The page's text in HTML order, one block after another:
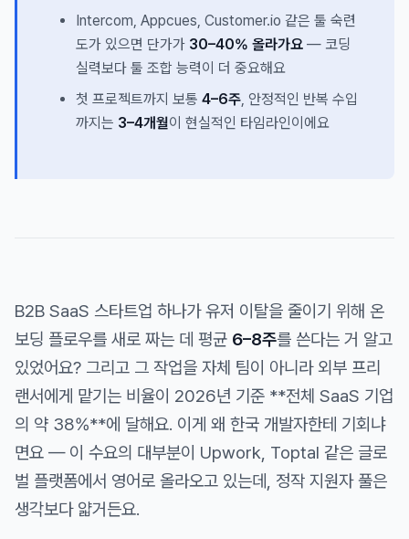
Intercom, Appcues, Customer.io 같은 툴 숙련
도가 있으면 단가가 30–40% 올라가요 — 코딩
실력보다 툴 조합 능력이 더 중요해요
첫 프로젝트까지 보통 4–6주, 안정적인 반복 수입
까지는 3–4개월이 현실적인 타임라인이에요
B2B SaaS 스타트업 하나가 유저 이탈을 줄이기 위해 온
보딩 플로우를 새로 짜는 데 평균 6–8주를 쓴다는 거 알고
있었어요? 그리고 그 작업을 자체 팀이 아니라 외부 프리
랜서에게 맡기는 비율이 2026년 기준 **전체 SaaS 기업
의 약 38%**에 달해요. 이게 왜 한국 개발자한테 기회냐
면요 — 이 수요의 대부분이 Upwork, Toptal 같은 글로
벌 플랫폼에서 영어로 올라오고 있는데, 정작 지원자 풀은
생각보다 얇거든요.